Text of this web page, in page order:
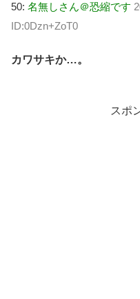
50: 名無しさん＠恐縮です
ID:0Dzn+ZoT0
カワサキか…。
スポ